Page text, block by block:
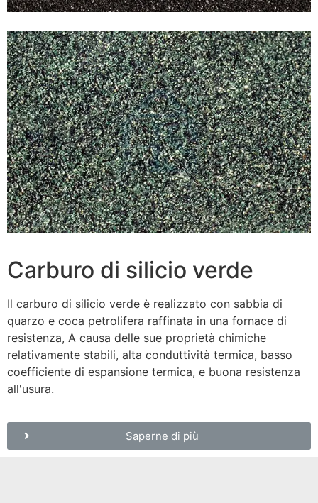
Carburo di silicio verde
Il carburo di silicio verde è realizzato con sabbia di
quarzo e coca petrolifera raffinata in una fornace di
resistenza, A causa delle sue proprietà chimiche
relativamente stabili, alta conduttività termica, basso
coefficiente di espansione termica, e buona resistenza
all'usura.
Saperne di più